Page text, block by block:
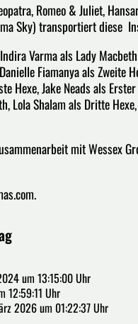
Romeo & Juliet,
Sky) transportiert diese
Varma als Lady
Fiamanya als
Hexe, Jake Neads als
Lola Shalam als Dritte
mit Wessex
um 13:15:00 Uhr
12:59:11 Uhr
2026 um 01:22:37 Uhr